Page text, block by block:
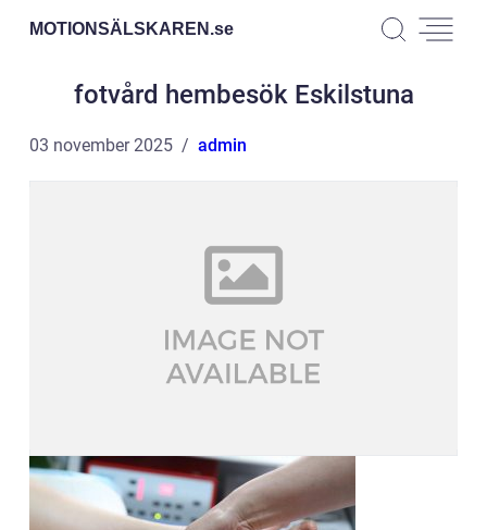
MOTIONSÄLSKAREN.se
fotvård hembesök Eskilstuna
03 november 2025 admin